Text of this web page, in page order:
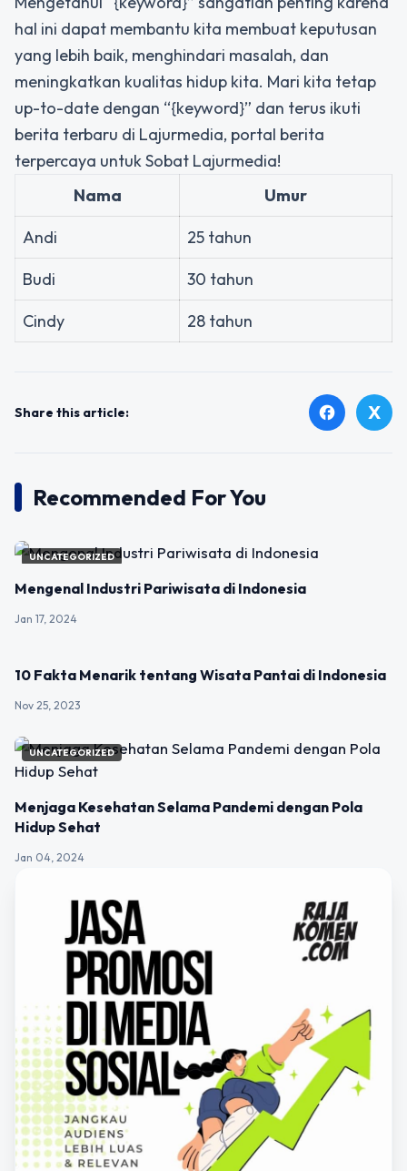
hal ini dapat membantu kita membuat keputusan
yang lebih baik, menghindari masalah, dan
meningkatkan kualitas hidup kita. Mari kita tetap
up-to-date dengan “{keyword}” dan terus ikuti
berita terbaru di Lajurmedia, portal berita
terpercaya untuk Sobat Lajurmedia!
Nama
Umur
Andi
25 tahun
Budi
30 tahun
Cindy
28 tahun
Share this article: facebook X
Recommended For You
UNCATEGORIZED
Mengenal Industri Pariwisata di Indonesia
Jan 17, 2024
10 Fakta Menarik tentang Wisata Pantai di Indonesia
Nov 25, 2023
UNCATEGORIZED
Menjaga Kesehatan Selama Pandemi dengan Pola
Hidup Sehat
Jan 04, 2024